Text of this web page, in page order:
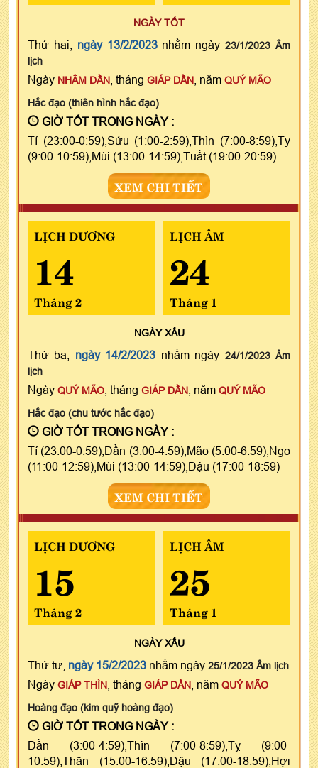
NGÀY TỐT
Thứ hai, ngày 13/2/2023nhằm ngày23/1/2023 Âm
lịch
Ngày NHÂM DẦN , tháng GIÁP DẦN , năm QUÝ MÃO
Hắc đạo (thiên hình hắc đạo)
GIỜ TỐT TRONG NGÀY :
Tí (23:00-0:59),Sửu (1:00-2:59),Thìn (7:00-8:59),Tỵ
(9:00-10:59),Mùi (13:00-14:59),Tuất (19:00-20:59)
XEM CHI TIẾT
LỊCH DƯƠNG
14
Tháng 2
LỊCH ÂM
24
Tháng 1
NGÀYXẤU
Thứ ba, ngày 14/2/2023 nhằm ngày 24/1/2023 Âm
lịch
Ngày QUÝ MÃO , tháng GIÁP DẦN , năm QUÝ MÃO
Hắc đạo (chu tước hắc đạo)
GIỜ TỐT TRONG NGÀY :
Tí (23:00-0:59),Dần (3:00-4:59),Mão (5:00-6:59),Ngọ
(11:00-12:59),Mùi (13:00-14:59),Dậu (17:00-18:59)
XEM CHI TIẾT
LỊCH DƯƠNG
15
Tháng 2
LỊCH ÂM
25
Tháng 1
NGÀYXẤU
Thứ tư, ngày 15/2/2023 nhằm ngày 25/1/2023 Âm lịch
Ngày GIÁP THÌN , tháng GIÁP DẦN , năm QUÝ MÃO
Hoàng đạo (kim quỹ hoàng đạo)
GIỜ TỐT TRONG NGÀY :
Dần (3:00-4:59),Thìn (7:00-8:59),Tỵ (9:00-
10:59),Thân (15:00-16:59),Dậu (17:00-18:59),Hợi